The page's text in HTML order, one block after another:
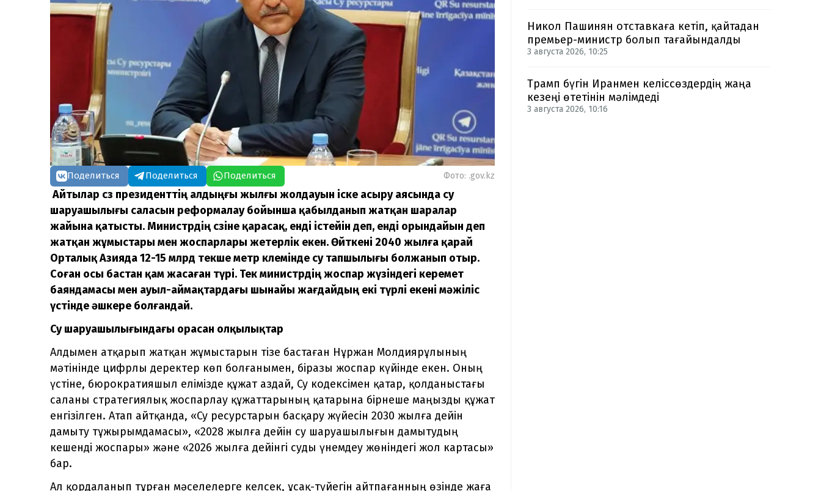
Поделиться Поделиться Поделиться Фото: .gov.kz
Айтылар сөз президенттің алдыңғы жылғы жолдауын іске асыру аясында су
шаруашылығы саласын реформалау бойынша қабылданып жатқан шаралар
жайына қатысты. Министрдің сөзіне қарасақ, енді істейін деп, енді орындайын деп
жатқан жұмыстары мен жоспарлары жетерлік екен. Өйткені 2040 жылға қарай
Орталық Азияда 12-15 млрд текше метр көлемінде су тапшылығы болжанып отыр.
Соған осы бастан қам жасаған түрі. Тек министрдің жоспар жүзіндегі керемет
баяндамасы мен ауыл-аймақтардағы шынайы жағдайдың екі түрлі екені мәжіліс
үстінде әшкере болғандай.
Су шаруашылығындағы орасан олқылықтар
Алдымен атқарып жатқан жұмыстарын тізе бастаған Нұржан Молдиярұлының
мәтінінде цифрлы деректер көп болғанымен, біразы жоспар күйінде екен. Оның
үстіне, бюрократияшыл елімізде құжат аздай, Су кодексімен қатар, қолданыстағы
саланы стратегиялық жоспарлау құжаттарының қатарына бірнеше маңызды құжат
енгізілген. Атап айтқанда, «Су ресурстарын басқару жүйесін 2030 жылға дейін
дамыту тұжырымдамасы», «2028 жылға дейін су шаруашылығын дамытудың
кешенді жоспары» және «2026 жылға дейінгі суды үнемдеу жөніндегі жол картасы»
бар.
Ал қордаланып тұрған мәселелерге келсек, ұсақ-түйегін айтпағанның өзінде жаға
Никол Пашинян отставкаға кетіп, қайтадан
премьер-министр болып тағайындалды
3 августа 2026, 10:25
Трамп бүгін Иранмен келіссөздердің жаңа
кезеңі өтетінін мәлімдеді
3 августа 2026, 10:16